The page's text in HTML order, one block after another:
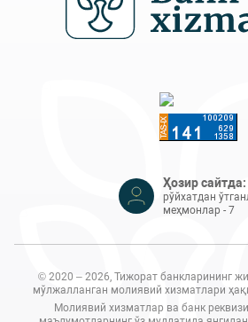
Ҳозир сайтда:
рўйхатдан
меҳмонлар - 7
© 2020 – 2026, Тижорат банкларининг
мўлжалланган молиявий хизматлари
Молиявий хизматлар ва банк